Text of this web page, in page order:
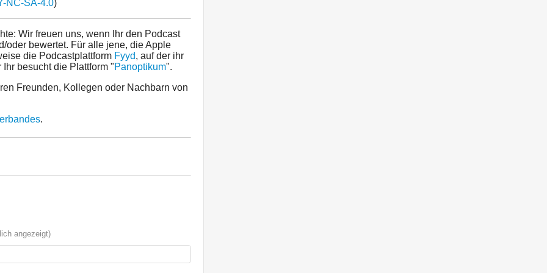
NC-SA-4.0)
Wir freuen uns, wenn Ihr den Podcast
oder bewertet. Für alle jene, die Apple
die Podcastplattform Fyyd, auf der ihr
besucht die Plattform "Panoptikum".
Freunden, Kollegen oder Nachbarn von
.
angezeigt)